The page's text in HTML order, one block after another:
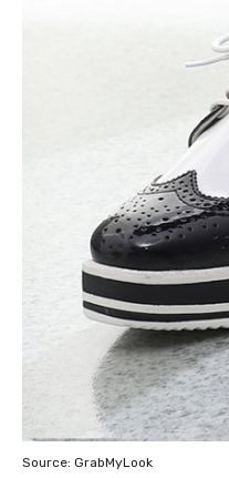
Source: GrabMyLook